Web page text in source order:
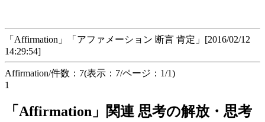
「Affirmation」「アファメーション 断言 肯定」[2016/02/12
14:29:54]
Affirmation/件数：7(表示：7/ページ：1/1)
1
「Affirmation」関連 思考の解放・思考